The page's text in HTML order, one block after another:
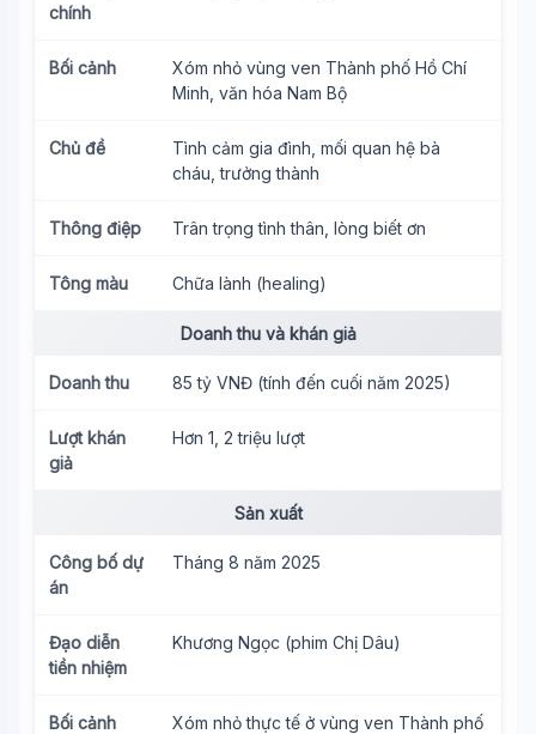
chính
Bối cảnh
Xóm nhỏ vùng ven Thành phố Hồ Chí
Minh, văn hóa Nam Bộ
Chủ đề
Tình cảm gia đình, mối quan hệ bà
cháu, trưởng thành
Thông điệp Trân trọng tình thân, lòng biết ơn
Tông màu Chữa lành (healing)
Doanh thu và khán giả
Doanh thu 85 tỷ VNĐ (tính đến cuối năm 2025)
Lượt khán
giả
Hơn 1, 2 triệu lượt
Sản xuất
Công bố dự
án
Tháng 8 năm 2025
Đạo diễn
tiền nhiệm
Khương Ngọc (phim Chị Dâu)
Bối cảnh
Xóm nhỏ thực tế ở vùng ven Thành phố